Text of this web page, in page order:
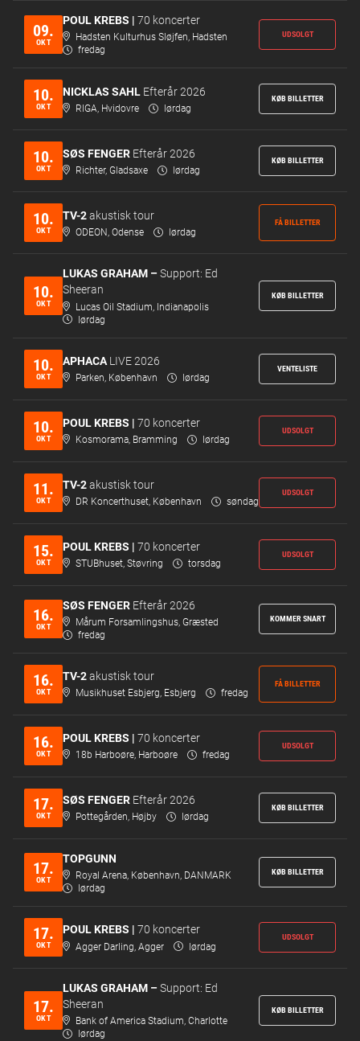
09.
OKT
POUL KREBS | 70 koncerter
Hadsten Kulturhus Sløjfen, Hadsten
fredag
UDSOLGT
10.
OKT
NICKLAS SAHL Efterår 2026
RIGA, Hvidovre lørdag
KØB BILLETTER
10.
OKT
SØS FENGER Efterår 2026
Richter, Gladsaxe lørdag
KØB BILLETTER
10.
OKT
TV-2akustisk tour
ODEON, Odense lørdag
FÅ BILLETTER
10.
OKT
LUKAS GRAHAM – Support: Ed
Sheeran
Lucas Oil Stadium, Indianapolis
lørdag
KØB BILLETTER
10.
OKT
APHACA LIVE 2026
Parken, København lørdag
VENTELISTE
10.
OKT
POUL KREBS | 70 koncerter
Kosmorama, Bramming lørdag
UDSOLGT
11.
OKT
TV-2akustisk tour
DR Koncerthuset, København søndag
UDSOLGT
15.
OKT
POUL KREBS | 70 koncerter
STUBhuset, Støvring torsdag
UDSOLGT
16.
OKT
SØS FENGER Efterår 2026
Mårum Forsamlingshus, Græsted
fredag
KOMMER SNART
16.
OKT
TV-2akustisk tour
Musikhuset Esbjerg, Esbjerg fredag
FÅ BILLETTER
16.
OKT
POUL KREBS | 70 koncerter
18b Harboøre, Harboøre fredag
UDSOLGT
17.
OKT
SØS FENGER Efterår 2026
Pottegården, Højby lørdag
KØB BILLETTER
17.
OKT
TOPGUNN
Royal Arena, København, DANMARK
lørdag
KØB BILLETTER
17.
OKT
POUL KREBS | 70 koncerter
Agger Darling, Agger lørdag
UDSOLGT
17.
OKT
LUKAS GRAHAM – Support: Ed
Sheeran
Bank of America Stadium, Charlotte
lørdag
KØB BILLETTER